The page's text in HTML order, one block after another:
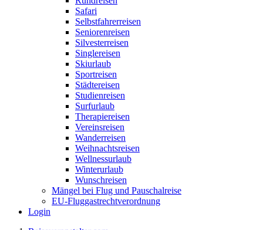
Safari
Selbstfahrerreisen
Seniorenreisen
Silvesterreisen
Singlereisen
Skiurlaub
Sportreisen
Städtereisen
Studienreisen
Surfurlaub
Therapiereisen
Vereinsreisen
Wanderreisen
Weihnachtsreisen
Wellnessurlaub
Winterurlaub
Wunschreisen
Mängel bei Flug und Pauschalreise
EU-Fluggastrechtverordnung
Login